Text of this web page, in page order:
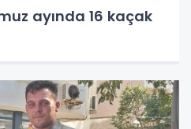
ayında 16 kaçak